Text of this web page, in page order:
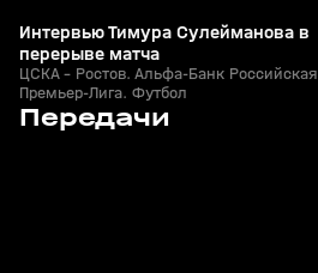
Интервью Тимура Сулейманова в
перерыве матча
ЦСКА - Ростов. Альфа-Банк Российская
Премьер-Лига. Футбол
Передачи
06 апр 2025, 14:57